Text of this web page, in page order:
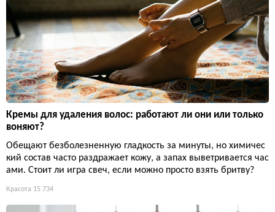
Кремы для удаления волос: работают ли они или только
воняют?
Обещают безболезненную гладкость за минуты, но химичес
кий состав часто раздражает кожу, а запах выветривается час
ами. Стоит ли игра свеч, если можно просто взять бритву?
Красота 15 734